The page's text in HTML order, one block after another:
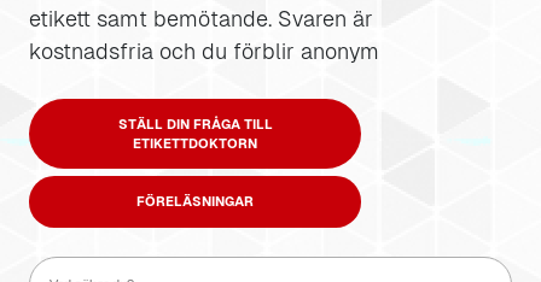
etikett samt bemötande. Svaren är
kostnadsfria och du förblir anonym
STÄLL DIN FRÅGA TILL
ETIKETTDOKTORN
FÖRELÄSNINGAR